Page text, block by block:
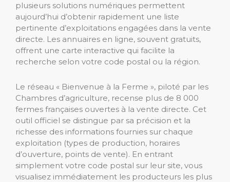
plusieurs solutions numériques permettent
aujourd’hui d’obtenir rapidement une liste
pertinente d’exploitations engagées dans la vente
directe. Les annuaires en ligne, souvent gratuits,
offrent une carte interactive qui facilite la
recherche selon votre code postal ou la région.
Le réseau « Bienvenue à la Ferme », piloté par les
Chambres d’agriculture, recense plus de 8 000
fermes françaises ouvertes à la vente directe. Cet
outil officiel se distingue par sa précision et la
richesse des informations fournies sur chaque
exploitation (types de production, horaires
d’ouverture, points de vente). En entrant
simplement votre code postal sur leur site, vous
visualisez immédiatement les producteurs les plus